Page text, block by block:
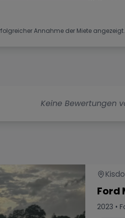
Annahme der Miete angezeigt.
Keine Bewertungen
Ford
2023 •